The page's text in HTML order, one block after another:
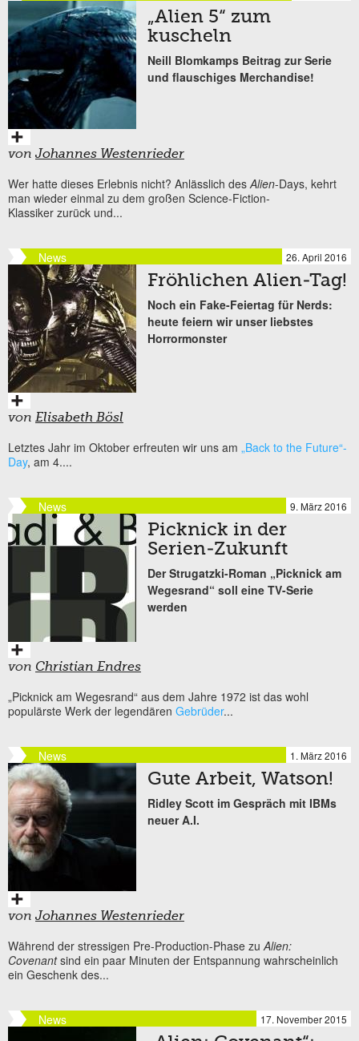
„Alien 5“ zum
kuscheln
Neill Blomkamps Beitrag zur Serie
und flauschiges Merchandise!
von Johannes Westenrieder
Wer hatte dieses Erlebnis nicht? Anlässlich des Alien-Days, kehrt
man wieder einmal zu dem großen Science-Fiction-
Klassiker zurück und...
News 26. April 2016
Fröhlichen Alien-Tag!
Noch ein Fake-Feiertag für Nerds:
heute feiern wir unser liebstes
Horrormonster
von Elisabeth Bösl
Letztes Jahr im Oktober erfreuten wir uns am „Back to the Future“-
Day, am 4....
News 9. März 2016
Picknick in der
Serien-Zukunft
Der Strugatzki-Roman „Picknick am
Wegesrand“ soll eine TV-Serie
werden
von Christian Endres
„Picknick am Wegesrand“ aus dem Jahre 1972 ist das wohl
populärste Werk der legendären Gebrüder...
News 1. März 2016
Gute Arbeit, Watson!
Ridley Scott im Gespräch mit IBMs
neuer A.I.
von Johannes Westenrieder
Während der stressigen Pre-Production-Phase zu Alien:
Covenantsind ein paar Minuten der Entspannung wahrscheinlich
ein Geschenk des...
News 17. November 2015